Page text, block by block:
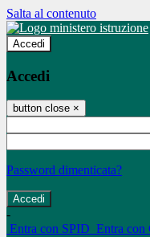
Salta al contenuto
Accedi
Accedi
button close ×
Password dimenticata?
-
Entra con SPID Entra con